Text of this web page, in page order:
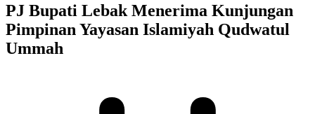
PJ Bupati Lebak Menerima Kunjungan
Pimpinan Yayasan Islamiyah Qudwatul
Ummah